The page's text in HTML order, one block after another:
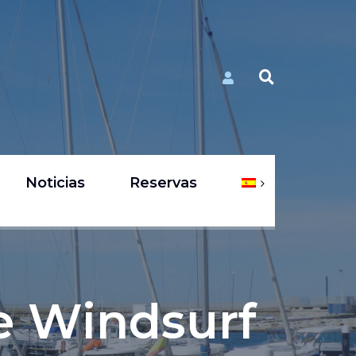
Noticias Reservas
Windsurf